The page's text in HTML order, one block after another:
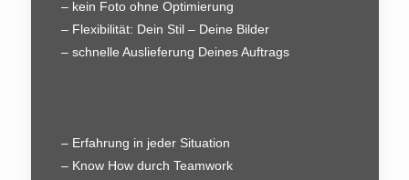
– kein Foto ohne Optimierung
– Flexibilität: Dein Stil – Deine Bilder
– schnelle Auslieferung Deines Auftrags
– Erfahrung in jeder Situation
– Know How durch Teamwork